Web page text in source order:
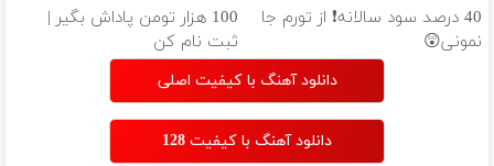
40 درصد سود سالانه❗ از تورم جا
نمونی😲
100 هزار تومن پاداش بگیر |
ثبت نام کن
دانلود آهنگ با کیفیت اصلی
دانلود آهنگ با کیفیت 128